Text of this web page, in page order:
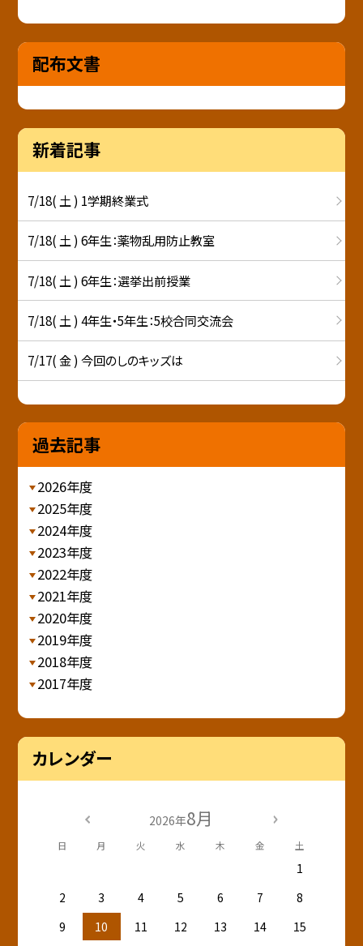
配布文書
新着記事
7/18( 土 ) 1学期終業式
7/18( 土 ) 6年生：薬物乱用防止教室
7/18( 土 ) 6年生：選挙出前授業
7/18( 土 ) 4年生・5年生：5校合同交流会
7/17( 金 ) 今回のしのキッズは
過去記事
2026年度
2025年度
2024年度
2023年度
2022年度
2021年度
2020年度
2019年度
2018年度
2017年度
カレンダー
2026年8月
日 月 火 水 木 金 土
1
2
3 4 5 6 7
8
9
10 11 12 13 14
15